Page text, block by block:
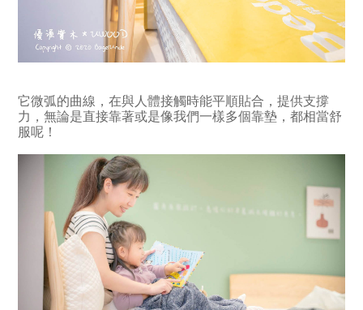
它微弧的曲線，在與人體接觸時能平順貼合，提供支撐
力，無論是直接靠著或是像我們一樣多個靠墊，都相當舒
服呢！